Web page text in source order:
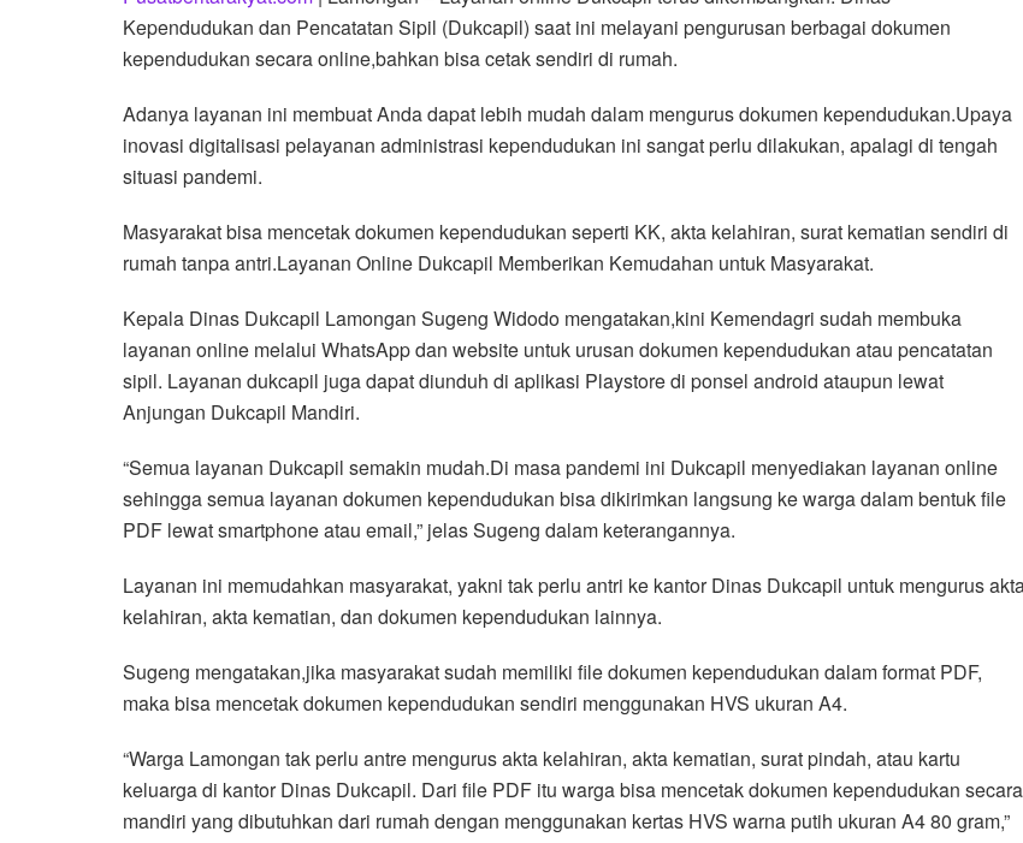
Kependudukan dan Pencatatan Sipil (Dukcapil) saat ini melayani pengurusan berbagai dokumen
kependudukan secara online,bahkan bisa cetak sendiri di rumah.
Adanya layanan ini membuat Anda dapat lebih mudah dalam mengurus dokumen kependudukan.Upaya
inovasi digitalisasi pelayanan administrasi kependudukan ini sangat perlu dilakukan, apalagi di tengah
situasi pandemi.
Masyarakat bisa mencetak dokumen kependudukan seperti KK, akta kelahiran, surat kematian sendiri di
rumah tanpa antri.Layanan Online Dukcapil Memberikan Kemudahan untuk Masyarakat.
Kepala Dinas Dukcapil Lamongan Sugeng Widodo mengatakan,kini Kemendagri sudah membuka
layanan online melalui WhatsApp dan website untuk urusan dokumen kependudukan atau pencatatan
sipil. Layanan dukcapil juga dapat diunduh di aplikasi Playstore di ponsel android ataupun lewat
Anjungan Dukcapil Mandiri.
“Semua layanan Dukcapil semakin mudah.Di masa pandemi ini Dukcapil menyediakan layanan online
sehingga semua layanan dokumen kependudukan bisa dikirimkan langsung ke warga dalam bentuk file
PDF lewat smartphone atau email,” jelas Sugeng dalam keterangannya.
Layanan ini memudahkan masyarakat, yakni tak perlu antri ke kantor Dinas Dukcapil untuk mengurus
kelahiran, akta kematian, dan dokumen kependudukan lainnya.
Sugeng mengatakan,jika masyarakat sudah memiliki file dokumen kependudukan dalam format PDF,
maka bisa mencetak dokumen kependudukan sendiri menggunakan HVS ukuran A4.
“Warga Lamongan tak perlu antre mengurus akta kelahiran, akta kematian, surat pindah, atau kartu
keluarga di kantor Dinas Dukcapil. Dari file PDF itu warga bisa mencetak dokumen kependudukan secara
mandiri yang dibutuhkan dari rumah dengan menggunakan kertas HVS warna putih ukuran A4 80 gram,”